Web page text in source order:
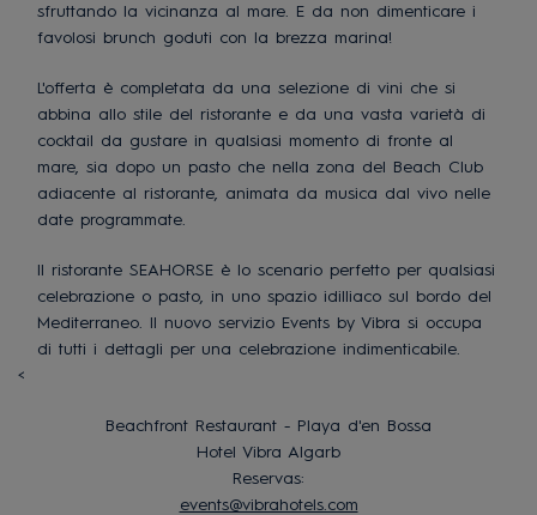
sfruttando la vicinanza al mare. E da non dimenticare i
favolosi brunch goduti con la brezza marina!
L'offerta è completata da una selezione di vini che si
abbina allo stile del ristorante e da una vasta varietà di
cocktail da gustare in qualsiasi momento di fronte al
mare, sia dopo un pasto che nella zona del Beach Club
adiacente al ristorante, animata da musica dal vivo nelle
date programmate.
Il ristorante SEAHORSE è lo scenario perfetto per qualsiasi
celebrazione o pasto, in uno spazio idilliaco sul bordo del
Mediterraneo. Il nuovo servizio Events by Vibra si occupa
di tutti i dettagli per una celebrazione indimenticabile.
<
Beachfront Restaurant - Playa d'en Bossa
Hotel Vibra Algarb
Reservas:
events@vibrahotels.com